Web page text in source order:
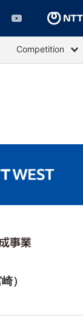
Competition
）